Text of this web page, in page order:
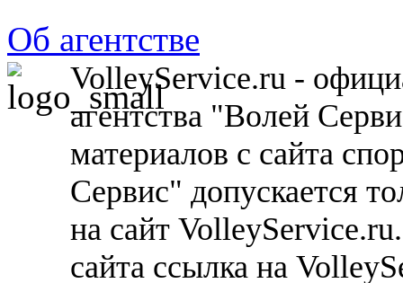
Об агентстве
VolleyService.ru -
агентства "Волей
материалов с сайта
Сервис" допускается
на сайт
сайта ссылка на